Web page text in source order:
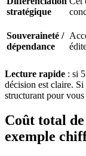
stratégique
Souveraineté /
dépendance
Lecture rapide : si
décision est claire.
structurant pour
Coût total de
exemple